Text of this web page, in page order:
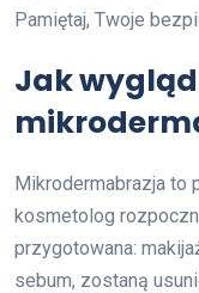
Pamiętaj, Twoje
Jak
Mikrodermabrazja to
kosmetolog
przygotowana:
sebum, zostaną